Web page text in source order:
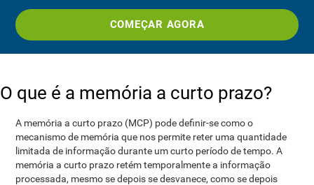
COMEÇAR AGORA
O que é a memória a curto prazo?
A memória a curto prazo (MCP) pode definir-se como o
mecanismo de memória que nos permite reter uma quantidade
limitada de informação durante um curto período de tempo. A
memória a curto prazo retém temporalmente a informação
processada, mesmo se depois se desvanece, como se depois